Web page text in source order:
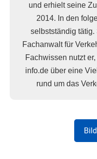
und erhielt seine
2014. In den
selbstständig tätig.
Fachanwalt für
Fachwissen nutzt
info.de über eine
rund um das